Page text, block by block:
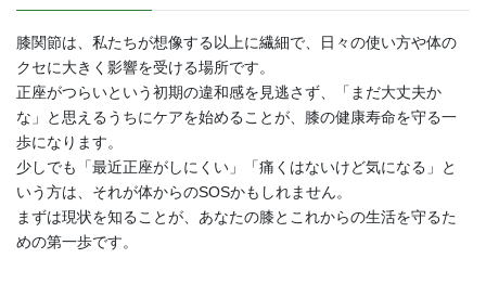
膝関節は、私たちが想像する以上に繊細で、日々の使い方や体の
クセに大きく影響を受ける場所です。
正座がつらいという初期の違和感を見逃さず、「まだ大丈夫か
な」と思えるうちにケアを始めることが、膝の健康寿命を守る一
歩になります。
少しでも「最近正座がしにくい」「痛くはないけど気になる」と
いう方は、それが体からのSOSかもしれません。
まずは現状を知ることが、あなたの膝とこれからの生活を守るた
めの第一歩です。